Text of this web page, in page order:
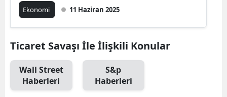
Ekonomi 11 Haziran 2025
Ticaret Savaşı İle İlişkili Konular
Wall Street
Haberleri
S&p
Haberleri